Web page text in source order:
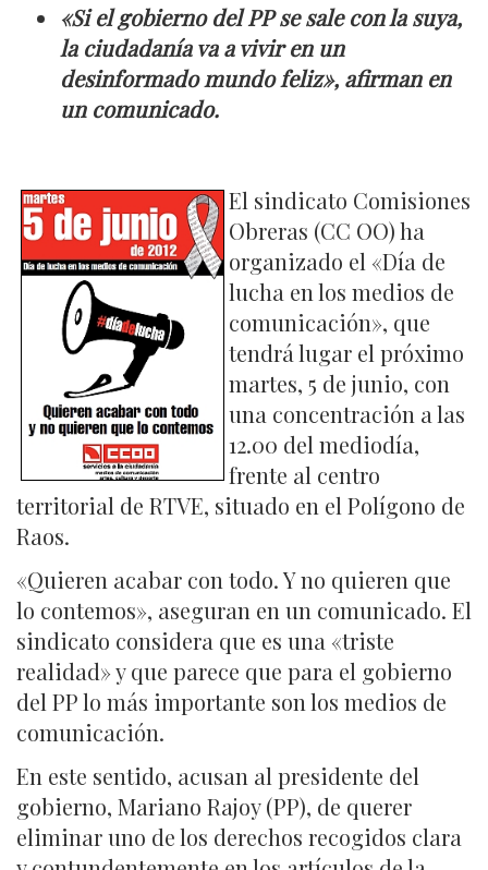
«Si el gobierno del PP se sale con la suya,
la ciudadanía va a vivir en un
desinformado mundo feliz», afirman en
un comunicado.
El sindicato Comisiones
Obreras (CC OO) ha
organizado el «Día de
lucha en los medios de
comunicación», que
tendrá lugar el próximo
martes, 5 de junio, con
una concentración a las
12.00 del mediodía,
frente al centro
territorial de RTVE, situado en el Polígono de
Raos.
«Quieren acabar con todo. Y no quieren que
lo contemos», aseguran en un comunicado. El
sindicato considera que es una «triste
realidad» y que parece que para el gobierno
del PP lo más importante son los medios de
comunicación.
En este sentido, acusan al presidente del
gobierno, Mariano Rajoy (PP), de querer
eliminar uno de los derechos recogidos clara